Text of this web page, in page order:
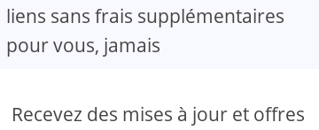
liens sans frais supplémentaires
pour vous, jamais
Recevez des mises à jour et offres